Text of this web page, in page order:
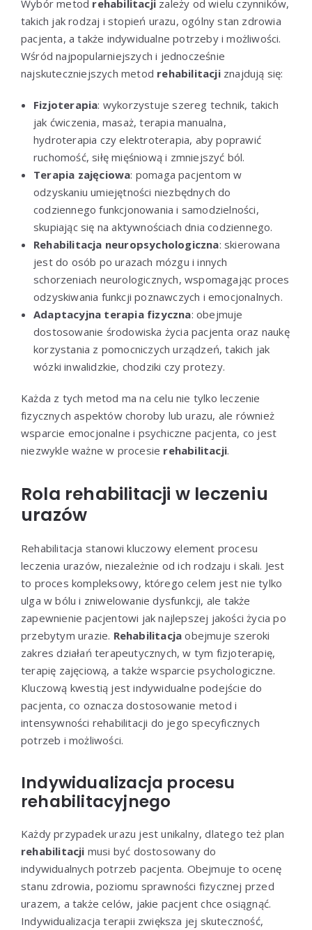
Wybór metod rehabilitacji zależy od wielu czynników,
takich jak rodzaj i stopień urazu, ogólny stan zdrowia
pacjenta, a także indywidualne potrzeby i możliwości.
Wśród najpopularniejszych i jednocześnie
najskuteczniejszych metod rehabilitacjiznajdują się:
Fizjoterapia: wykorzystuje szereg technik, takich
jak ćwiczenia, masaż, terapia manualna,
hydroterapia czy elektroterapia, aby poprawić
ruchomość, siłę mięśniową i zmniejszyć ból.
Terapia zajęciowa: pomaga pacjentom w
odzyskaniu umiejętności niezbędnych do
codziennego funkcjonowania i samodzielności,
skupiając się na aktywnościach dnia codziennego.
Rehabilitacja neuropsychologiczna: skierowana
jest do osób po urazach mózgu i innych
schorzeniach neurologicznych, wspomagając proces
odzyskiwania funkcji poznawczych i emocjonalnych.
Adaptacyjna terapia fizyczna: obejmuje
dostosowanie środowiska życia pacjenta oraz naukę
korzystania z pomocniczych urządzeń, takich jak
wózki inwalidzkie, chodziki czy protezy.
Każda z tych metod ma na celu nie tylko leczenie
fizycznych aspektów choroby lub urazu, ale również
wsparcie emocjonalne i psychiczne pacjenta, co jest
niezwykle ważne w procesie rehabilitacji.
Rola rehabilitacji w leczeniu
urazów
Rehabilitacja stanowi kluczowy element procesu
leczenia urazów, niezależnie od ich rodzaju i skali. Jest
to proces kompleksowy, którego celem jest nie tylko
ulga w bólu i zniwelowanie dysfunkcji, ale także
zapewnienie pacjentowi jak najlepszej jakości życia po
przebytym urazie. Rehabilitacja obejmuje szeroki
zakres działań terapeutycznych, w tym fizjoterapię,
terapię zajęciową, a także wsparcie psychologiczne.
Kluczową kwestią jest indywidualne podejście do
pacjenta, co oznacza dostosowanie metod i
intensywności rehabilitacji do jego specyficznych
potrzeb i możliwości.
Indywidualizacja procesu
rehabilitacyjnego
Każdy przypadek urazu jest unikalny, dlatego też plan
rehabilitacji musi być dostosowany do
indywidualnych potrzeb pacjenta. Obejmuje to ocenę
stanu zdrowia, poziomu sprawności fizycznej przed
urazem, a także celów, jakie pacjent chce osiągnąć.
Indywidualizacja terapii zwiększa jej skuteczność,